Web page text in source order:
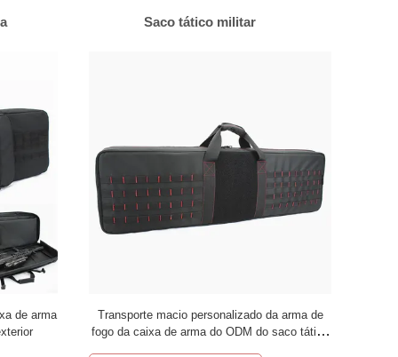
Saco tático militar
de arma
Transporte macio personalizado da arma de
fogo da caixa de arma do ODM do saco tático